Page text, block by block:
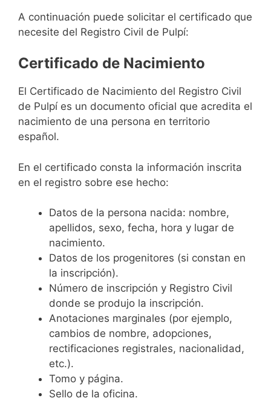
A continuación puede solicitar el certificado que
necesite del Registro Civil de Pulpí:
Certificado de Nacimiento
El Certificado de Nacimiento del Registro Civil
de Pulpí es un documento oficial que acredita el
nacimiento de una persona en territorio
español.
En el certificado consta la información inscrita
en el registro sobre ese hecho:
Datos de la persona nacida: nombre,
apellidos, sexo, fecha, hora y lugar de
nacimiento.
Datos de los progenitores (si constan en
la inscripción).
Número de inscripción y Registro Civil
donde se produjo la inscripción.
Anotaciones marginales (por ejemplo,
cambios de nombre, adopciones,
rectificaciones registrales, nacionalidad,
etc.).
Tomo y página.
Sello de la oficina.